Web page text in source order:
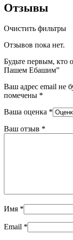
Отзывы
Очистить фильтры
Отзывов пока нет.
Будьте первым, кто
Пашем Ебашим”
Ваш адрес email не
помечены *
Ваша оценка *
Ваш отзыв *
Имя *
Email *